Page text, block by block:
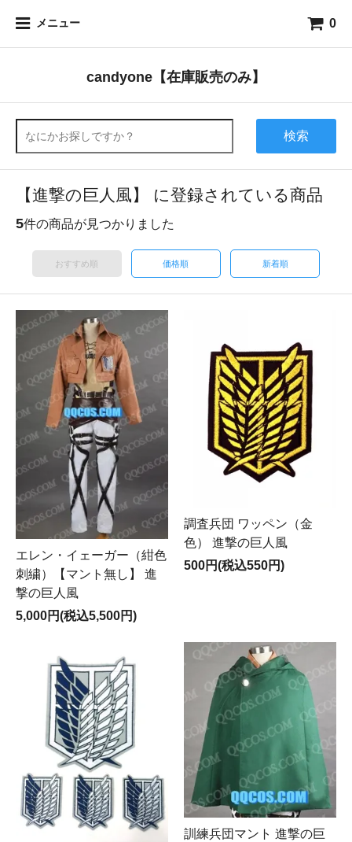
メニュー 0
candyone【在庫販売のみ】
検索
【進撃の巨人風】 に登録されている商品
5件の商品が見つかりました
おすすめ順 価格順 新着順
エレン・イェーガー（紺色
刺繍）【マント無し】 進
撃の巨人風
5,000円(税込5,500円)
調査兵団 ワッペン（金
色） 進撃の巨人風
500円(税込550円)
訓練兵団マント 進撃の巨